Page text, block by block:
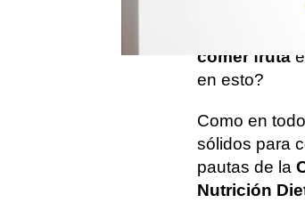
embargo,
frutas por la
comer fruta
en esto?
Como en todo
sólidos para
pautas de la
Nutrición